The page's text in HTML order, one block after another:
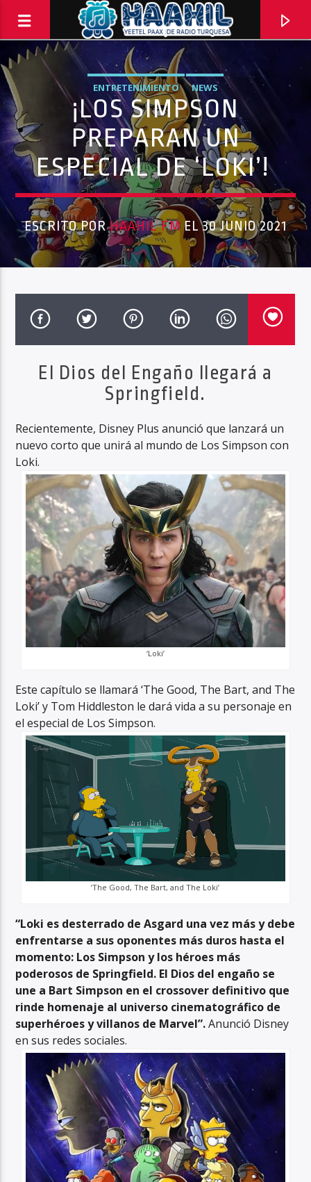
PROGRAMA ACTUAL
Haahil FM
ENTRETENIMIENTO NEWS
¡LOS SIMPSON
PREPARAN UN
ESPECIAL DE ‘LOKI’!
ESCRITO PORHAAHIL FMEL 30 JUNIO 2021
El Dios del Engaño llegará a
Springfield.
Recientemente, Disney Plus anunció que lanzará un
nuevo corto que unirá al mundo de Los Simpson con
Loki.
‘Loki’
Este capítulo se llamará ‘The Good, The Bart, and The
Loki’ y Tom Hiddleston le dará vida a su personaje en
el especial de Los Simpson.
‘The Good, The Bart, and The Loki’
“Loki es desterrado de Asgard una vez más y debe
enfrentarse a sus oponentes más duros hasta el
momento: Los Simpson y los héroes más
poderosos de Springfield. El Dios del engaño se
une a Bart Simpson en el crossover definitivo que
rinde homenaje al universo cinematográfico de
superhéroes y villanos de Marvel”.Anunció Disney
en sus redes sociales.